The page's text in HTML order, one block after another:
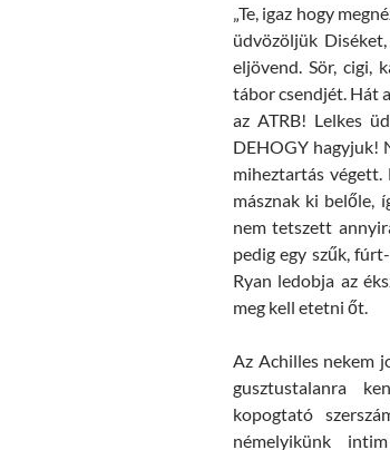
„Te, igaz hogy
üdvözöljük
eljövend. Sör, cigi,
tábor csendjét. Hát
az ATRB! Lelkes
DEHOGY hagyjuk!
miheztartás végett.
másznak ki belőle,
nem tetszett
pedig egy szűk,
Ryan ledobja az
meg kell etetni őt.
Az Achilles nekem
gusztustalanra
kopogtató
némelyikünk